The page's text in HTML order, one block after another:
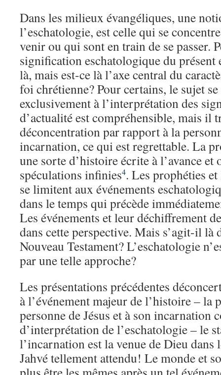
Dans les milieux évangéliques, une
l’eschatologie, est celle qui se
venir ou qui sont en train de se passer.
signification eschatologique du présent
là, mais est-ce là l’axe central du
foi chrétienne? Pour certains, le sujet
exclusivement à l’interprétation des
d’actualité est compréhensible, mais il
déconcentration par rapport à la
incarnation, ce qui est regrettable. La
une sorte d’histoire écrite à l’avance et
spéculations infinies4. Les prophéties
se limitent aux événements
dans le temps qui précède
Les événements et leur déchiffrement
dans cette perspective. Mais s’agit-il là
Nouveau Testament? L’eschatologie
par une telle approche?
Les présentations précédentes
à l’événement majeur de l’histoire – la
personne de Jésus et à son incarnation
d’interprétation de l’eschatologie – le
l’incarnation est la venue de Dieu dans
Jahvé tellement attendu! Le monde et